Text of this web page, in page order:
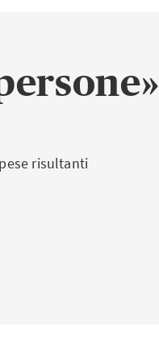
a voi
risultanti